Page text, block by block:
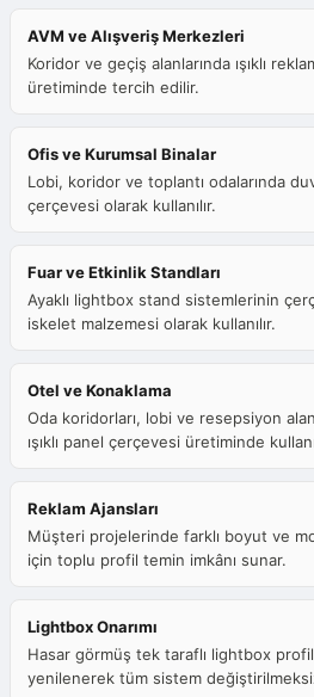
AVM ve Alışveriş Merkezleri
Koridor ve geçiş alanlarında ışıklı
üretiminde tercih edilir.
Ofis ve Kurumsal Binalar
Lobi, koridor ve toplantı odalarında
çerçevesi olarak kullanılır.
Fuar ve Etkinlik Standları
Ayaklı lightbox stand sistemlerinin
iskelet malzemesi olarak kullanılır.
Otel ve Konaklama
Oda koridorları, lobi ve resepsiyon
ışıklı panel çerçevesi üretiminde
Reklam Ajansları
Müşteri projelerinde farklı boyut ve
için toplu profil temin imkânı sunar.
Lightbox Onarımı
Hasar görmüş tek taraflı lightbox
yenilenerek tüm sistem